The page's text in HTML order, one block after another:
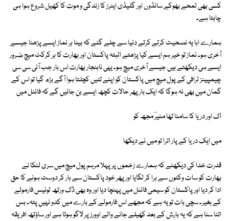
کسی بھی لمحے بھوکے سانڈوں اور گلیڈی ایٹرز کا زندگی و موت کا کھیل شروع ہوا ہی
چاہتا ہے۔
ہمارے ابا یہ نصحیت کرتے کرتے دنیا سے چلے گئے کہ بیٹا ہر نماز ایسے پڑھنا جیسے
آخری ہو۔ نماز تو خیر ہم ایسے کیا پڑھتے البتہ پاکستان اور بھارت کا ہر کرکٹ میچ ضرور
ایسے ہی دیکھتے ہیں جیسے آخری میچ ہو۔ یہی ناہنجار بھارت اس بار جب آئی سی سی
چیمپینز ٹرافی کے پول میچ میں پاکستان کو اپنے تئیں کچلتا ہوا آگے بڑھ گیا تو اس کے
گمان میں بھی نہ ہوگا کہ ایک بار پھر حالات کچھ ایسے بن جائیں گے کہ فائنل میں
اک اور دریا کا سامنا تھا منیرؔ مجھ کو
میں ایک دریا کے پار اترا تو میں نے دیکھا
قدرت خدا کی دیکھئے کہ ہمارے زخموں پر پہلا مرہم پول میچ میں سری لنکا نے
بھارت کو سات وکٹوں سے ہرا کر لگایا اور پھر خود پاکستان سے ہار کر دوست ہونے کا حق
ادا کر دیا اور پاکستان کو سیمی فائنل میں پہنچا دیا اور وہ بھی ڈک ورتھ لوئیس فارمولے
کے بغیر۔ سچی بات تو یہ ہے کہ مجھے اس فارمولے کے بارے میں کدو نہیں پتہ۔ بس
اتنا سنا ہے کہ یہ بارش کے بعد کھیلے جانے والے اوورز پر لاگو ہوتا ہے اور ساؤتھ افریقہ